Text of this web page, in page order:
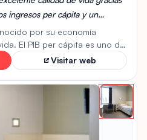
ingresos per cápita y un
de primer nivel. Además,
moderna, baja tasa de
multicultural que atrae a
por su economía
El PIB per cápita es uno de
la prosperidad
son considerablemente
y promedio que superan a
Europea. Además,
de seguridad social
a asistencia sanitaria de alta
y beneficios fiscales para
Visitar web